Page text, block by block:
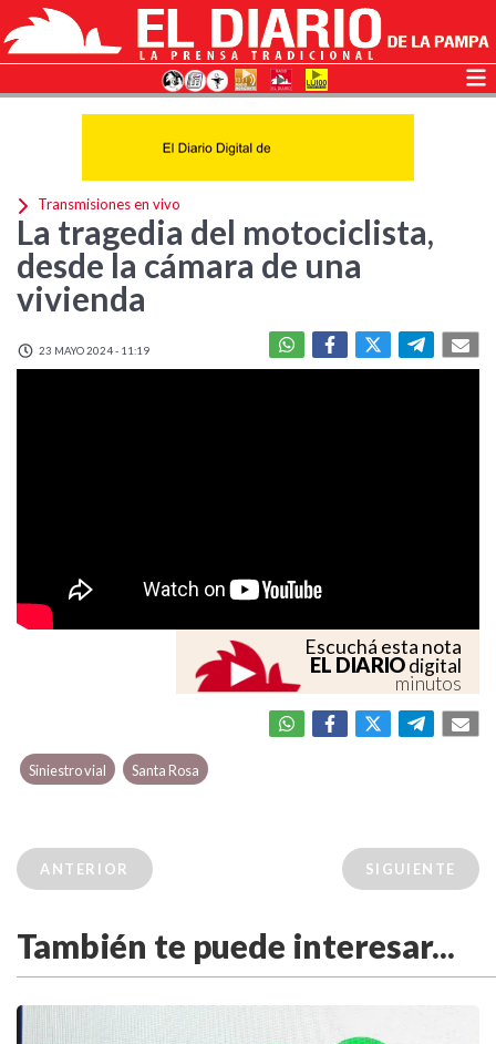
Transmisiones en vivo
La tragedia del motociclista,
desde la cámara de una
vivienda
23 MAYO 2024 - 11:19
Escuchá esta nota
EL DIARIOdigital
minutos
Siniestro vial Santa Rosa
ANTERIOR SIGUIENTE
También te puede interesar...